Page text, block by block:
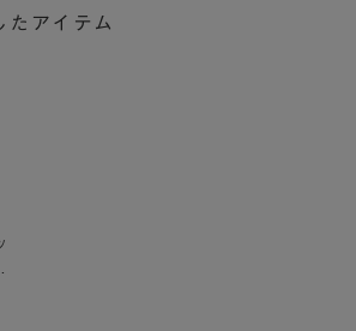
たアイテム